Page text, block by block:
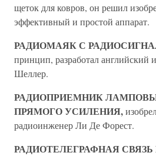
щеток для ковров, он решил
эффективный и простой аппарат.
РАДИОМАЯК С
принцип, разработал английский
Шеллер.
РАДИОПРИЕМНИК
ПРЯМОГО УСИЛЕНИЯ,
радиоинженер Ли Де Форест.
РАДИОТЕЛЕГРАФНАЯ